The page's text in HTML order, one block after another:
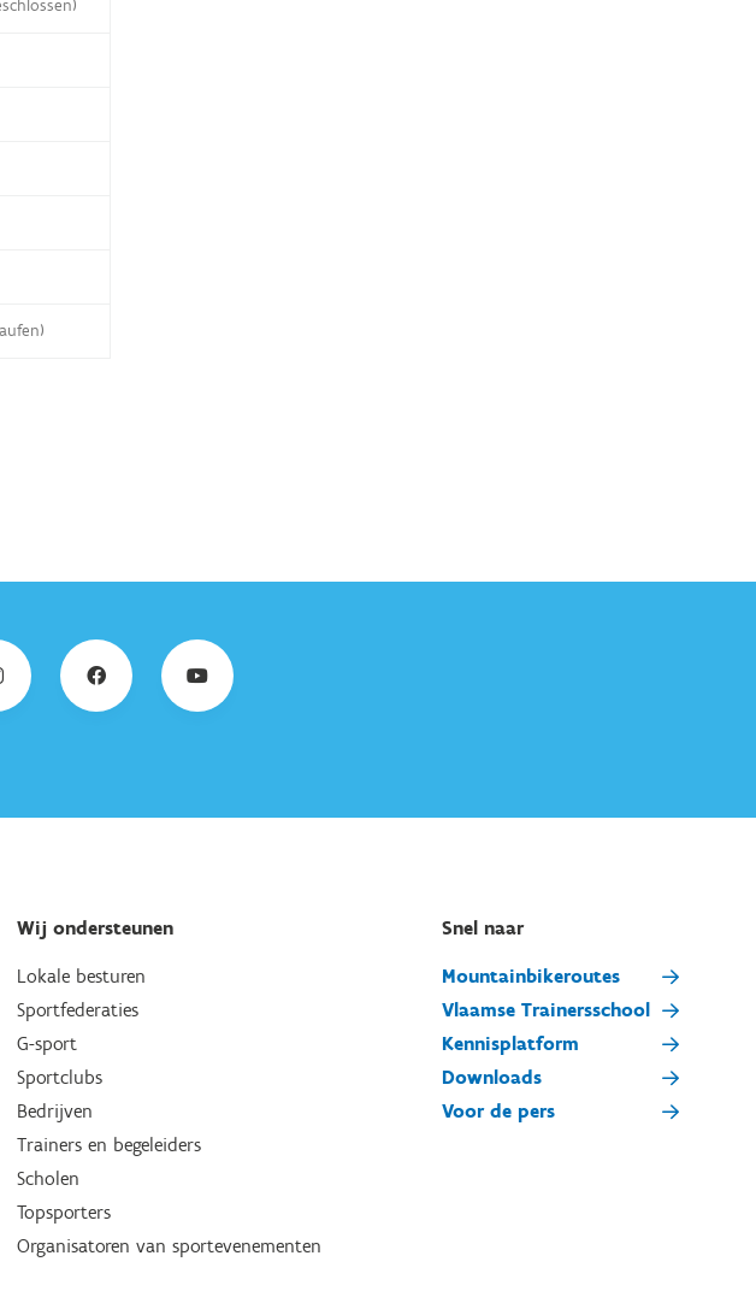
Wij ondersteunen
Lokale besturen
Sportfederaties
G-sport
Sportclubs
Bedrijven
Trainers en begeleiders
Scholen
Topsporters
Organisatoren van sportevenementen
Snel naar
Mountainbikeroutes
Vlaamse Trainersschool
Kennisplatform
Downloads
Voor de pers